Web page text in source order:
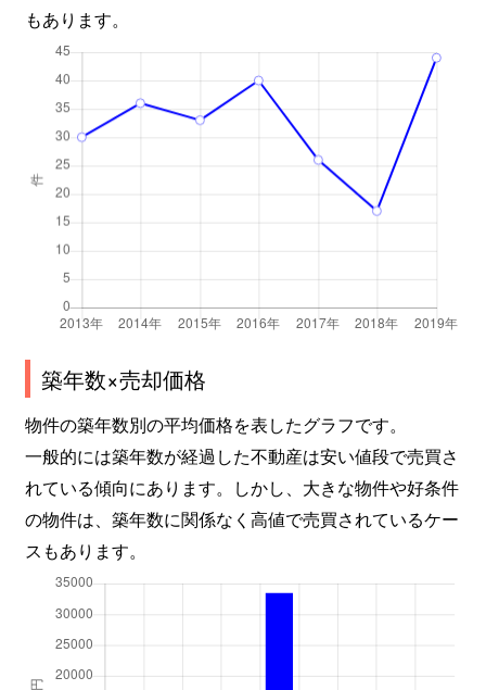
もあります。
築年数×売却価格
物件の築年数別の平均価格を表したグラフです。
一般的には築年数が経過した不動産は安い値段で売買さ
れている傾向にあります。しかし、大きな物件や好条件
の物件は、築年数に関係なく高値で売買されているケー
スもあります。